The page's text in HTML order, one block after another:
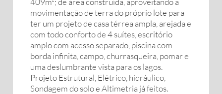
movimentação de terra do próprio lote para
ter um projeto de casa térrea ampla, arejada e
com todo conforto de 4 suítes, escritório
amplo com acesso separado, piscina com
borda infinita, campo, churrasqueira, pomar e
uma deslumbrante vista para os lagos.
Projeto Estrutural, Elétrico, hidráulico,
Sondagem do solo e Altimetria já feitos.